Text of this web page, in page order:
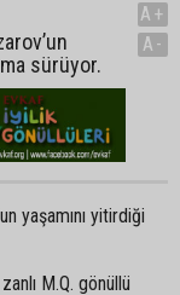
sürüyor.
A+
A-
yaşamını yitirdiği
M.Q. gönüllü